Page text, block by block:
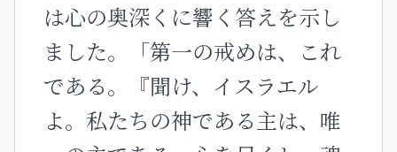
は心の奥深くに響く答えを示し
ました。「第一の戒めは、これ
である。『聞け、イスラエル
よ。私たちの神である主は、唯